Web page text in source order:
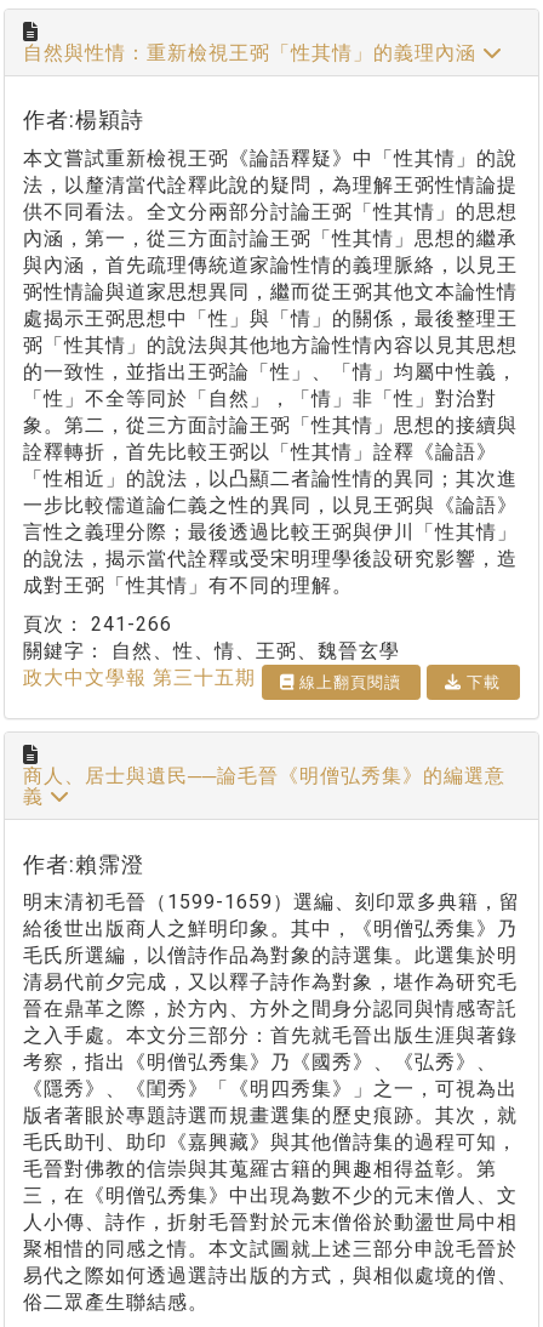
自然與性情：重新檢視王弼「性其情」的義理內涵
作者:楊穎詩
本文嘗試重新檢視王弼《論語釋疑》中「性其情」的說
法，以釐清當代詮釋此說的疑問，為理解王弼性情論提
供不同看法。全文分兩部分討論王弼「性其情」的思想
內涵，第一，從三方面討論王弼「性其情」思想的繼承
與內涵，首先疏理傳統道家論性情的義理脈絡，以見王
弼性情論與道家思想異同，繼而從王弼其他文本論性情
處揭示王弼思想中「性」與「情」的關係，最後整理王
弼「性其情」的說法與其他地方論性情內容以見其思想
的一致性，並指出王弼論「性」、「情」均屬中性義，
「性」不全等同於「自然」，「情」非「性」對治對
象。第二，從三方面討論王弼「性其情」思想的接續與
詮釋轉折，首先比較王弼以「性其情」詮釋《論語》
「性相近」的說法，以凸顯二者論性情的異同；其次進
一步比較儒道論仁義之性的異同，以見王弼與《論語》
言性之義理分際；最後透過比較王弼與伊川「性其情」
的說法，揭示當代詮釋或受宋明理學後設研究影響，造
成對王弼「性其情」有不同的理解。
頁次： 241-266
關鍵字：
自然、性、情、王弼、魏晉玄學
政大中文學報 第三十五期
線上翻⾴閱讀 下載
商人、居士與遺民──論毛晉《明僧弘秀集》的編選意
義
作者:賴霈澄
明末清初毛晉（1599-1659）選編、刻印眾多典籍，留
給後世出版商人之鮮明印象。其中，《明僧弘秀集》乃
毛氏所選編，以僧詩作品為對象的詩選集。此選集於明
清易代前夕完成，又以釋子詩作為對象，堪作為研究毛
晉在鼎革之際，於方內、方外之間身分認同與情感寄託
之入手處。本文分三部分：首先就毛晉出版生涯與著錄
考察，指出《明僧弘秀集》乃《國秀》、《弘秀》、
《隱秀》、《閨秀》「《明四秀集》」之一，可視為出
版者著眼於專題詩選而規畫選集的歷史痕跡。其次，就
毛氏助刊、助印《嘉興藏》與其他僧詩集的過程可知，
毛晉對佛教的信崇與其蒐羅古籍的興趣相得益彰。第
三，在《明僧弘秀集》中出現為數不少的元末僧人、文
人小傳、詩作，折射毛晉對於元末僧俗於動盪世局中相
聚相惜的同感之情。本文試圖就上述三部分申說毛晉於
易代之際如何透過選詩出版的方式，與相似處境的僧、
俗二眾產生聯結感。